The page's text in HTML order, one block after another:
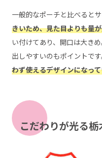
一般的なポーチと比べると
きいため、見た目よりも量
い付けてあり、開口は大き
出しやすいのもポイントです
わず使えるデザインになっ
こだわりが光る